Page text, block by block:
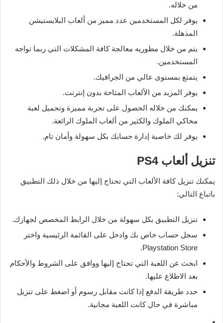
من خلاله.
يوفر لكل المستخدمين عدد مميز من ألعاب البلايستيشن
المذهلة.
يتم من خلال مطوريه معالجة كافة المشكلات التي ربما تواجه
المستخدمين.
يتمتع بمستوى عالي من الجرافيك.
يوفر المزيد من الألعاب المتاحة بدون إنترنت.
يمكنك من خلاله الحصول على تجربة مميزة وتحميل لعبة
محاكي الملوك والكثير من ألعاب الملوك الرائعة.
يوفر لك خاصية إدارة حسابك بكل سهولة وأمان تام.
تنزيل ألعاب PS4
يمكنك تنزيل كافة الألعاب التي تحتاج إليها من خلال ذلك التطبيق
باتباع التالي:
تنزيل التطبيق بكل سهولة من خلال الرابط المخصص لجهازك.
سجل حساب خاص بك وادخل على القائمة الرئيسية واختر
Playstation Store.
ابحث عن اللعبة التي تحتاج إليها ووافق على الشروط والأحكام
بعد الاطلاع عليها.
حدد طريقة الدفع إذا كانت مقابل رسوم أو اضغط على تنزيل
مباشرة في حال كانت اللعبة مجانية.